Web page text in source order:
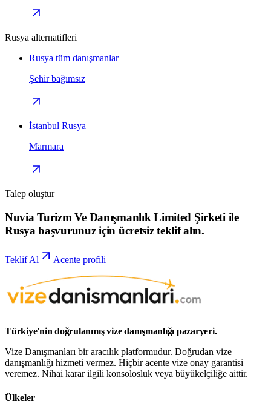
Rusya alternatifleri
Rusya tüm danışmanlar
Şehir bağımsız
İstanbul Rusya
Marmara
Talep oluştur
Nuvia Turizm Ve Danışmanlık Limited Şirketi ile
Rusya başvurunuz için ücretsiz teklif alın.
Teklif Al Acente profili
Türkiye'nin doğrulanmış vize danışmanlığı pazaryeri.
Vize Danışmanları bir aracılık platformudur. Doğrudan vize
danışmanlığı hizmeti vermez. Hiçbir acente vize onay garantisi
veremez. Nihai karar ilgili konsolosluk veya büyükelçiliğe aittir.
Ülkeler